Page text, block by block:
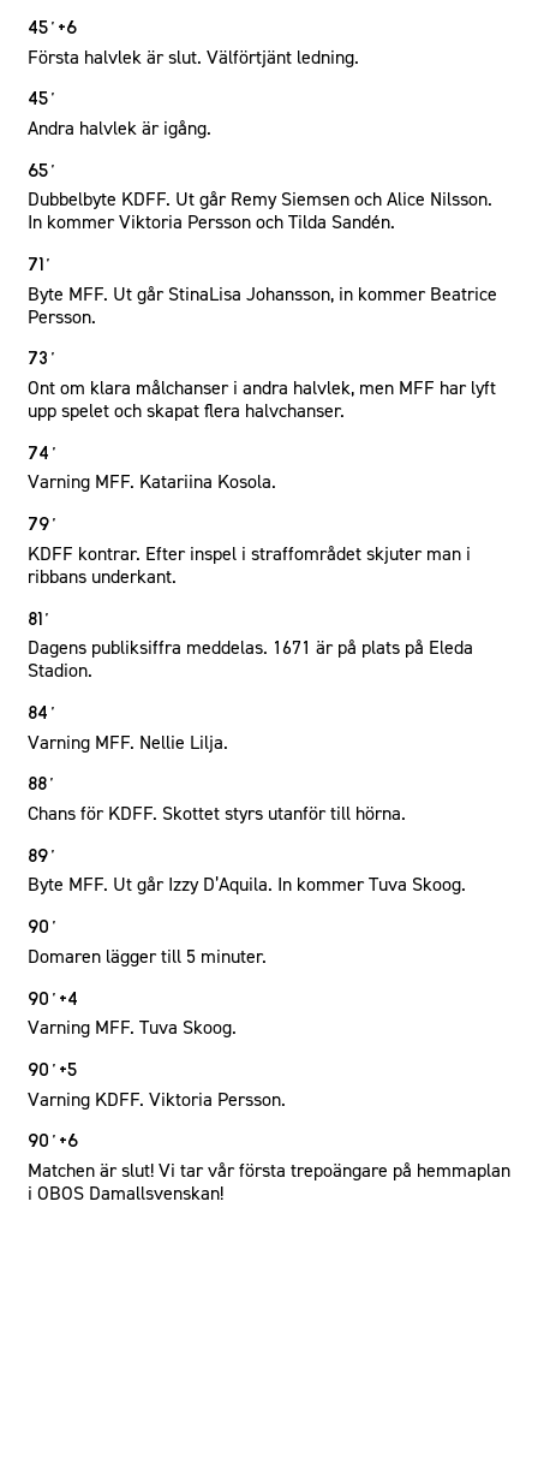
45´+6
Första halvlek är slut. Välförtjänt ledning.
45´
Andra halvlek är igång.
65´
Dubbelbyte KDFF. Ut går Remy Siemsen och Alice Nilsson.
In kommer Viktoria Persson och Tilda Sandén.
71´
Byte MFF. Ut går StinaLisa Johansson, in kommer Beatrice
Persson.
73´
Ont om klara målchanser i andra halvlek, men MFF har lyft
upp spelet och skapat flera halvchanser.
74´
Varning MFF. Katariina Kosola.
79´
KDFF kontrar. Efter inspel i straffområdet skjuter man i
ribbans underkant.
81´
Dagens publiksiffra meddelas. 1671 är på plats på Eleda
Stadion.
84´
Varning MFF. Nellie Lilja.
88´
Chans för KDFF. Skottet styrs utanför till hörna.
89´
Byte MFF. Ut går Izzy D’Aquila. In kommer Tuva Skoog.
90´
Domaren lägger till 5 minuter.
90´+4
Varning MFF. Tuva Skoog.
90´+5
Varning KDFF. Viktoria Persson.
90´+6
Matchen är slut! Vi tar vår första trepoängare på hemmaplan
i OBOS Damallsvenskan!